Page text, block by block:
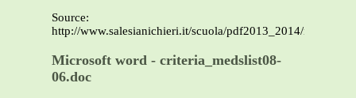
Source:
http://www.salesianichieri.it/scuola/pdf2013_2014/
Microsoft word - criteria_medslist08-
06.doc